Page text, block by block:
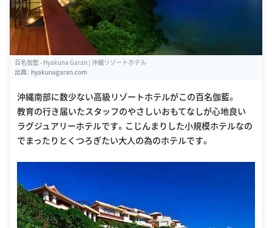
百名伽藍 - Hyakuna Garan | 沖縄リゾートホテル
出典： hyakunagaran.com
沖縄南部に数少ない高級リゾートホテルがこの百名伽藍。
教育の行き届いたスタッフのやさしいおもてなしが心地良い
ラグジュアリーホテルです。こじんまりした小規模ホテルなの
でまったりとくつろぎたい大人の為のホテルです。